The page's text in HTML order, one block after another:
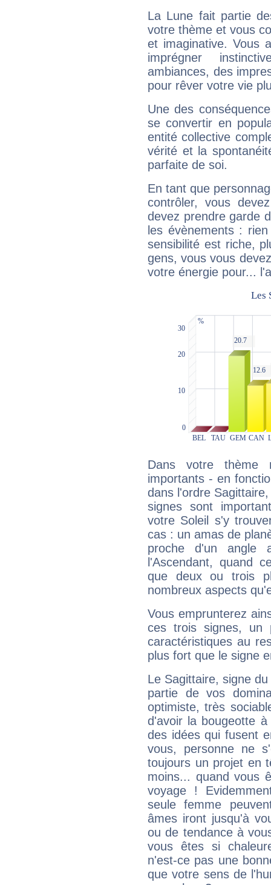
La Lune fait partie
votre thème et vous
et imaginative. Vous
imprégner
ambiances, des
pour rêver votre vie
Une des
se convertir en
entité collective
vérité et la
parfaite de soi.
En tant que
contrôler, vous
devez prendre garde
les évènements :
sensibilité est riche,
gens, vous vous
votre énergie pour...
Dans votre thème
importants - en
dans l'ordre
signes sont
votre Soleil s'y
cas : un amas de
proche d'un
l'Ascendant, quand
que deux ou trois
nombreux aspects
Vous emprunterez
ces trois signes, un
caractéristiques au
plus fort que le signe
Le Sagittaire, signe
partie de vos
optimiste, très
d'avoir la bougeotte
des idées qui fusent
vous, personne ne
toujours un projet en
moins... quand vous
voyage !
seule femme
âmes iront jusqu'à
ou de tendance à
vous êtes si
n'est-ce pas une
que votre sens de